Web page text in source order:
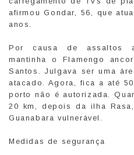
afirmou Gondar, 56, que
anos.
Por causa de assaltos
mantinha o Flamengo
Santos. Julgava ser uma
atacado. Agora, fica a até
porto não é autorizada.
20 km, depois da ilha
Guanabara vulnerável.
Medidas de segurança